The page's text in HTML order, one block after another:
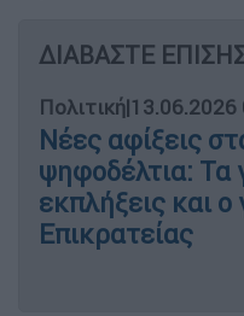
ΔΙΑΒΑΣΤΕ
Πολιτική|13.06.2026
Νέες αφίξεις
ψηφοδέλτια: Τα
εκπλήξεις και
Επικρατείας